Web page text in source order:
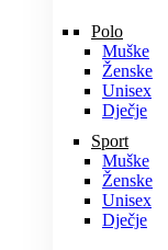
Polo
Muške
Ženske
Unisex
Dječje
Sport
Muške
Ženske
Unisex
Dječje